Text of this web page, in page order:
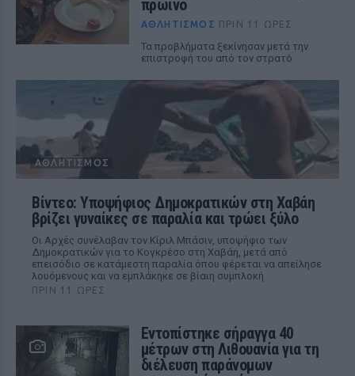
πρωινό
ΑΘΛΗΤΙΣΜΌΣ ΠΡΙΝ 11 ΏΡΕΣ
Τα προβλήματα ξεκίνησαν μετά την
επιστροφή του από τον στρατό
ΑΘΛΗΤΙΣΜΌΣ
Βίντεο: Υποψήφιος Δημοκρατικών στη Χαβάη
βρίζει γυναίκες σε παραλία και τρώει ξύλο
Οι Αρχές συνέλαβαν τον Κίριλ Μπάσιν, υποψήφιο των
Δημοκρατικών για το Κογκρέσο στη Χαβάη, μετά από
επεισόδιο σε κατάμεστη παραλία όπου φέρεται να απείλησε
λουόμενους και να εμπλάκηκε σε βίαιη συμπλοκή
ΠΡΙΝ 11 ΏΡΕΣ
Εντοπίστηκε σήραγγα 40
μέτρων στη Λιθουανία για τη
διέλευση παράνομων